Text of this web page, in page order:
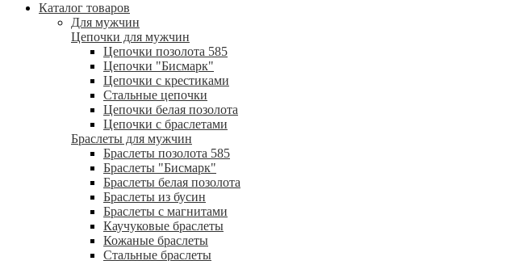
Каталог товаров
Для мужчин
Цепочки для мужчин
Цепочки позолота 585
Цепочки "Бисмарк"
Цепочки с крестиками
Стальные цепочки
Цепочки белая позолота
Цепочки с браслетами
Браслеты для мужчин
Браслеты позолота 585
Браслеты "Бисмарк"
Браслеты белая позолота
Браслеты из бусин
Браслеты с магнитами
Каучуковые браслеты
Кожаные браслеты
Стальные браслеты